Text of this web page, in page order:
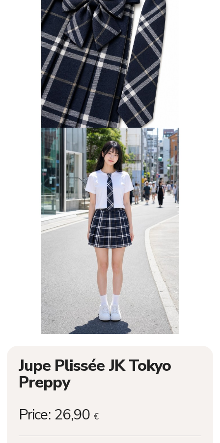
Jupe Plissée JK Tokyo
Preppy
Price: 26,90 €